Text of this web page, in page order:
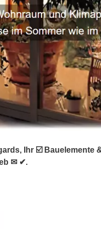
Ihr ☑️ Bauelemente
✉ ✔.